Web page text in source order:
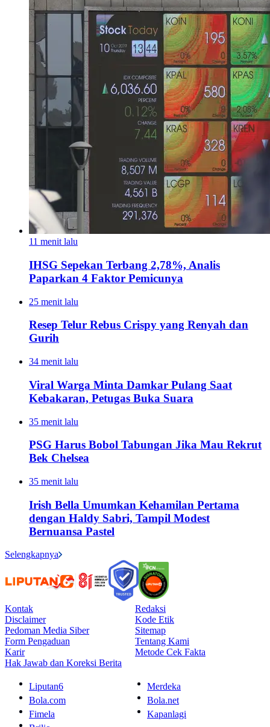
11 menit lalu
IHSG Sepekan Terbang 2,78%, Analis
Paparkan 4 Faktor Pemicunya
25 menit lalu
Resep Telur Rebus Crispy yang Renyah dan
Gurih
34 menit lalu
Viral Warga Minta Damkar Pulang Saat
Kebakaran, Petugas Buka Suara
35 menit lalu
PSG Harus Bobol Tabungan Jika Mau Rekrut
Bek Chelsea
35 menit lalu
Irish Bella Umumkan Kehamilan Pertama
dengan Haldy Sabri, Tampil Modest
Bernuansa Pastel
Selengkapnya
Kontak
Redaksi
Disclaimer
Kode Etik
Pedoman Media Siber
Sitemap
Form Pengaduan
Tentang Kami
Karir
Metode Cek Fakta
Hak Jawab dan Koreksi Berita
Liputan6
Merdeka
Bola.com
Bola.net
Fimela
Kapanlagi